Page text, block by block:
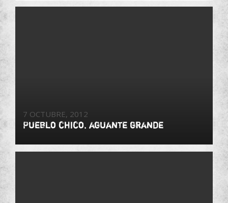
7 OCTUBRE, 2012
Pueblo chico, aguante grande